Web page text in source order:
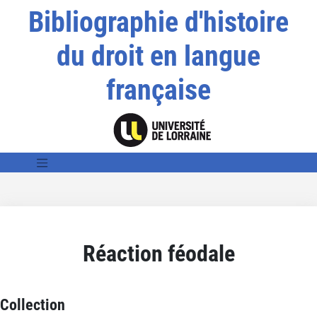
Bibliographie d'histoire
du droit en langue
française
Réaction féodale
Collection